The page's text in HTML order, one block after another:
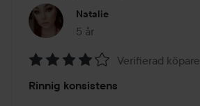
Natalie
5 år
Inlägget skapades 5 år
4
Verifierad köpare
Rinnig konsistens